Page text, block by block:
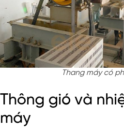
Thang máy có
Thông gió và
máy